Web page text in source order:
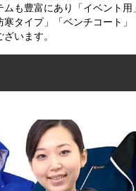
ムも豊富にあり「イベント用
タイプ」「ベンチコート」
います。